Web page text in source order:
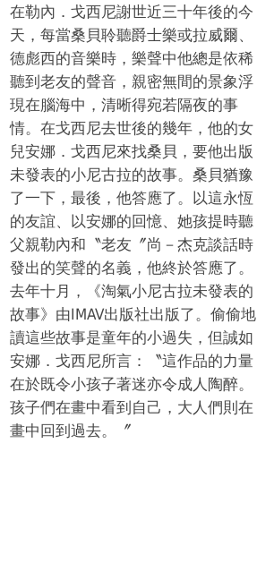
在勒內．戈西尼謝世近三十年後的今
天，每當桑貝聆聽爵士樂或拉威爾、
德彪西的音樂時，樂聲中他總是依稀
聽到老友的聲音，親密無間的景象浮
現在腦海中，清晰得宛若隔夜的事
情。在戈西尼去世後的幾年，他的女
兒安娜．戈西尼來找桑貝，要他出版
未發表的小尼古拉的故事。桑貝猶豫
了一下，最後，他答應了。以這永恆
的友誼、以安娜的回憶、她孩提時聽
父親勒內和〝老友〞尚－杰克談話時
發出的笑聲的名義，他終於答應了。
去年十月，《淘氣小尼古拉未發表的
故事》由IMAV出版社出版了。偷偷地
讀這些故事是童年的小過失，但誠如
安娜．戈西尼所言：〝這作品的力量
在於既令小孩子著迷亦令成人陶醉。
孩子們在畫中看到自己，大人們則在
畫中回到過去。〞